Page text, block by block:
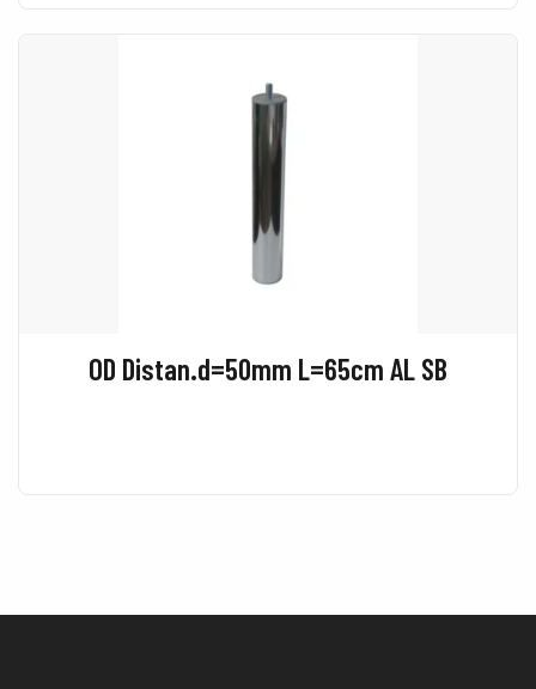
OD Distan.d=50mm L=65cm AL SB